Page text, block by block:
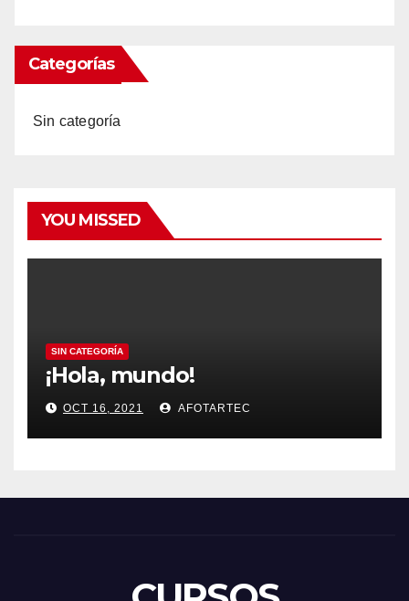
Categorías
Sin categoría
YOU MISSED
SIN CATEGORÍA
¡Hola, mundo!
OCT 16, 2021 AFOTARTEC